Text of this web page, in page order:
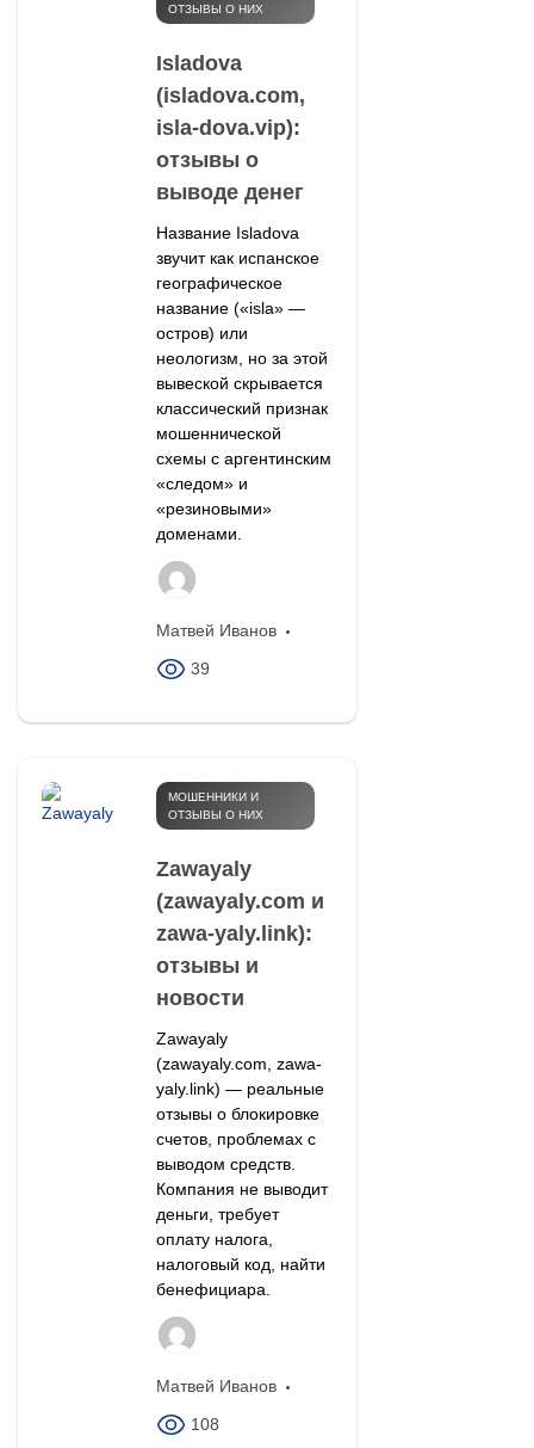
ОТЗЫВЫ О НИХ
Isladova
(isladova.com,
isla-dova.vip):
отзывы о
выводе денег
Название Isladova
звучит как испанское
географическое
название («isla» —
остров) или
неологизм, но за этой
вывеской скрывается
классический признак
мошеннической
схемы с аргентинским
«следом» и
«резиновыми»
доменами.
Матвей Иванов
39
МОШЕННИКИ И
ОТЗЫВЫ О НИХ
Zawayaly
(zawayaly.com и
zawa-yaly.link):
отзывы и
новости
Zawayaly
(zawayaly.com, zawa-
yaly.link) — реальные
отзывы о блокировке
счетов, проблемах с
выводом средств.
Компания не выводит
деньги, требует
оплату налога,
налоговый код, найти
бенефициара.
Матвей Иванов
108